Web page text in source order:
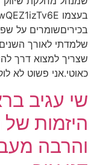
בכיריםשומרים על
שלמדתי לאורך
שצריך למצוא דרך
כאוטי.אני פשוט לא
שי עגיב
והרבה